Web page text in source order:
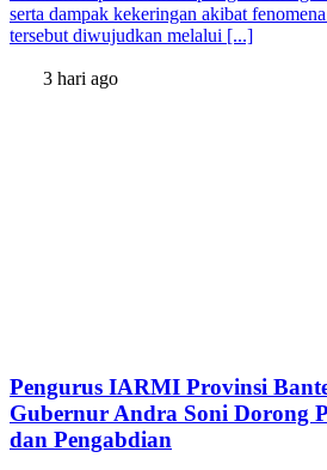
serta dampak kekeringan akibat
tersebut diwujudkan melalui [...]
3 hari ago
Pengurus IARMI Provinsi
Gubernur Andra Soni Dorong
dan Pengabdian